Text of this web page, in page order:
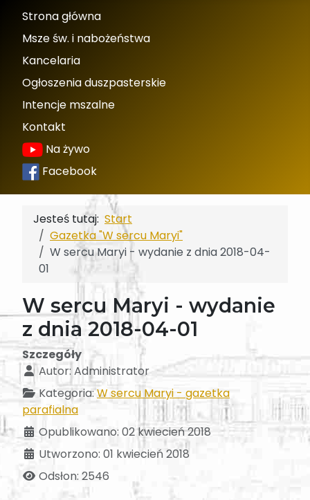
Strona główna
Msze św. i nabożeństwa
Kancelaria
Ogłoszenia duszpasterskie
Intencje mszalne
Kontakt
Na żywo
Facebook
Jesteś tutaj: Start
Gazetka "W sercu Maryi"
W sercu Maryi - wydanie z dnia 2018-04-
01
W sercu Maryi - wydanie
z dnia 2018-04-01
Szczegóły
Autor: Administrator
Kategoria:W sercu Maryi - gazetka
parafialna
Opublikowano: 02 kwiecień 2018
Utworzono: 01 kwiecień 2018
Odsłon: 2546